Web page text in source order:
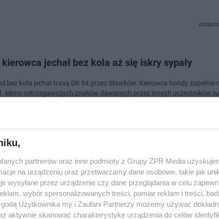
jechał bez koła aż się iskry sypały
bez koła jechał trasą DK 94 przez Sławków. Kierowca hondy zupełnie
Mimo ostrzegawczych znaków dawanych przez innych uczestników
na DK94 w Sławkowie. Przy Orlenie zderzyły
groźnie wyglądającego wypadku doszło w środę w Sławkowie na
Orlen zderzyły się dwa samochody osobowe. Tworzą się duże
partnerów oraz inne podmioty z Grupy ZPR Media
na urządzeniu oraz przetwarzamy dane osobowe, takie jak
wysyłane przez urządzenie czy dane przeglądania w celu
wybór spersonalizowanych treści, pomiar reklam i treści,
Użytkownika my i Zaufani Partnerzy możemy używać
aktywnie skanować charakterystykę urządzenia do celów